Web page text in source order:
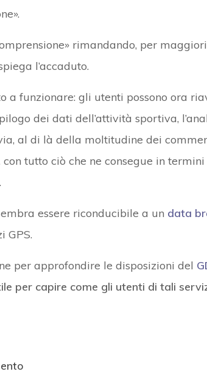
rimandando, per maggiori
l’accaduto.
a funzionare: gli utenti possono ora
dei dati dell’attività sportiva,
al di là della moltitudine dei
tutto ciò che ne consegue in termini
essere riconducibile a un data
GPS.
per approfondire le disposizioni del
per capire come gli utenti di tali